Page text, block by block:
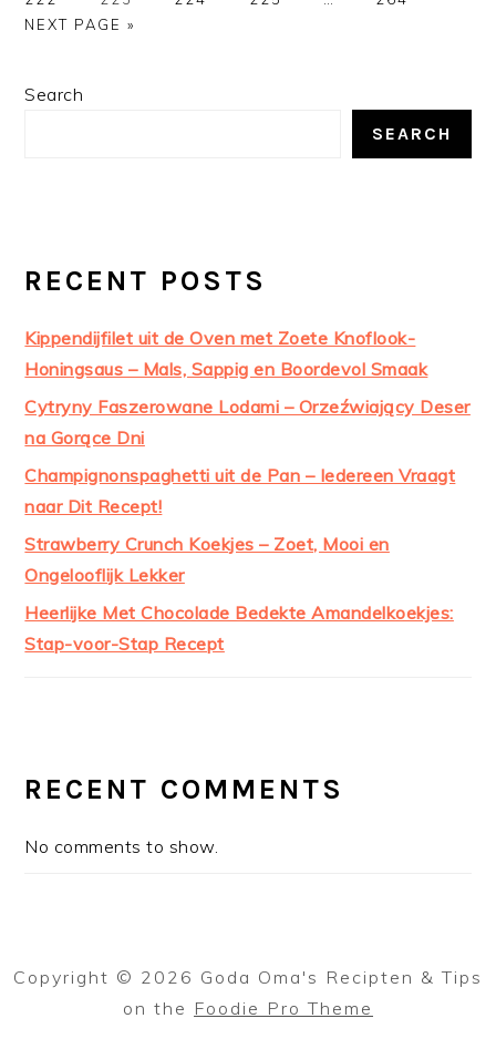
TO
NEXT PAGE »
PRIMARY
Search
SEARCH
RECENT POSTS
Kippendijfilet uit de Oven met Zoete Knoflook-
Honingsaus – Mals, Sappig en Boordevol Smaak
Cytryny Faszerowane Lodami – Orzeźwiający Deser
na Gorące Dni
Champignonspaghetti uit de Pan – Iedereen Vraagt
naar Dit Recept!
Strawberry Crunch Koekjes – Zoet, Mooi en
Ongelooflijk Lekker
Heerlijke Met Chocolade Bedekte Amandelkoekjes:
Stap-voor-Stap Recept
RECENT COMMENTS
No comments to show.
Copyright © 2026 Goda Oma's Recipten & Tips
on the Foodie Pro Theme